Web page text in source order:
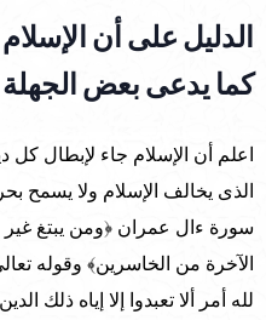
الدليل على أن
كما يدعى بعض الجهلة
اعلم أن الإسلام جاء لإبطال
الذى يخالف الإسلام ولا يسمح
سورة ءال عمران ﴿ومن يبتغ غير
الآخرة من الخاسرين﴾ وقوله
لله أمر ألا تعبدوا إلا إياه ذلك